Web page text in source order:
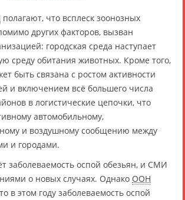
полагают, что всплеск зоонозных
других факторов, вызван
городская среда наступает
среду обитания животных. Кроме того,
быть связана с ростом активности
и включением всё большего числа
в логистические цепочки, что
автомобильному,
и воздушному сообщению между
и городами.
заболеваемость оспой обезьян, и СМИ
о новых случаях. Однако ООН
в этом году заболеваемость оспой